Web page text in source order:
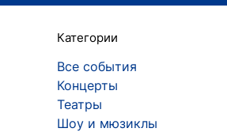
Категории
Все события
Концерты
Театры
Шоу и мюзиклы